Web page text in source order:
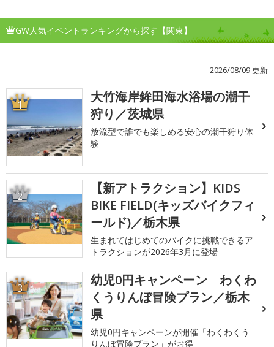
GW人気イベントランキングから探す【関東】
2026/08/09 更新
1
大竹海岸鉾田海水浴場の潮干
狩り／茨城県
放流型で誰でも楽しめる安心の潮干狩り体
験
2
【新アトラクション】KIDS
BIKE FIELD(キッズバイクフィ
ールド)／栃木県
生まれてはじめてのバイクに挑戦できるア
トラクションが2026年3月に登場
3
幼児0円キャンペーン わくわ
くうりんぼ冒険プラン／栃木
県
幼児0円キャンペーンが開催「わくわくう
りんぼ冒険プラン」がお得